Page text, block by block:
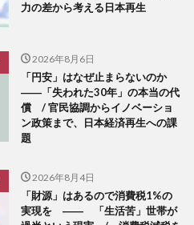
力の差から考える日本再生
2026年8月6日
「円安」はなぜ止まらないのか
――「失われた30年」の本当の代
償 / 官民協調からイノベーショ
ン政策まで、日本経済再生への課
題
2026年8月4日
「財源」はあるので消費税1%の
実現を ―― 「生活苦」世帯が